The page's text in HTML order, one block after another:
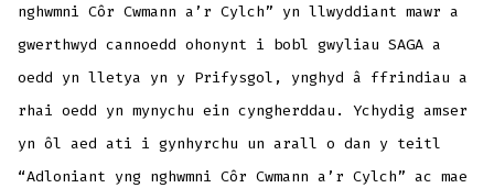
nghwmni Côr Cwmann a’r Cylch” yn llwyddiant mawr a
gwerthwyd cannoedd ohonynt i bobl gwyliau SAGA a
oedd yn lletya yn y Prifysgol, ynghyd â ffrindiau a
rhai oedd yn mynychu ein cyngherddau. Ychydig amser
yn ôl aed ati i gynhyrchu un arall o dan y teitl
“Adloniant yng nghwmni Côr Cwmann a’r Cylch” ac mae